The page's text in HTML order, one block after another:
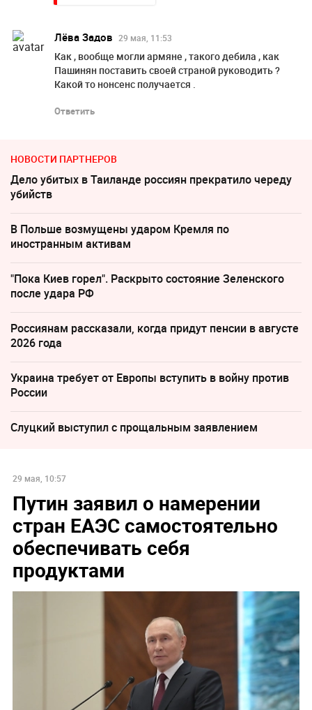
Лёва Задов 29 мая, 11:53
Как , вообще могли армяне , такого дебила , как
Пашинян поставить своей страной руководить ?
Какой то нонсенс получается .
Ответить
НОВОСТИ ПАРТНЕРОВ
Дело убитых в Таиланде россиян прекратило череду
убийств
В Польше возмущены ударом Кремля по
иностранным активам
"Пока Киев горел". Раскрыто состояние Зеленского
после удара РФ
Россиянам рассказали, когда придут пенсии в августе
2026 года
Украина требует от Европы вступить в войну против
России
Слуцкий выступил с прощальным заявлением
29 мая, 10:57
Путин заявил о намерении
стран ЕАЭС самостоятельно
обеспечивать себя
продуктами